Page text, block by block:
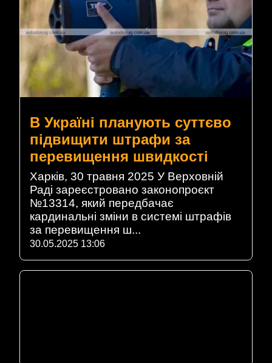
В Україні планують суттєво
підвищити штрафи за
перевищення швидкості
Харків, 30 травня 2025 У Верховній
Раді зареєстровано законопроєкт
№13314, який передбачає
кардинальні зміни в системі штрафів
за перевищення ш...
30.05.2025 13:06